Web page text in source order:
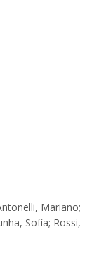
Mariano;
Sofía; Rossi,